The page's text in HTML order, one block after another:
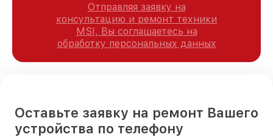
Отправляя заявку на
консультацию и ремонт техники
MSI, Вы соглашаетесь на
обработку персональных данных
Оставьте заявку на ремонт Вашего
устройства по телефону